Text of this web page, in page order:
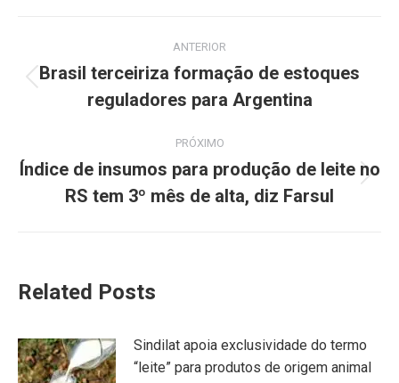
ANTERIOR
Brasil terceiriza formação de estoques
reguladores para Argentina
PRÓXIMO
Índice de insumos para produção de leite no
RS tem 3º mês de alta, diz Farsul
Related Posts
Sindilat apoia exclusividade do termo
“leite” para produtos de origem animal